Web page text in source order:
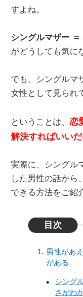
すよね。
シングルマザー
がどうしても気に
でも、シングルマ
女性として見られ
ということは、恋
解決すればいい
実際に、シングル
した男性の話から
できる方法をご紹
目次
男性があ
がある
シング
さがわ